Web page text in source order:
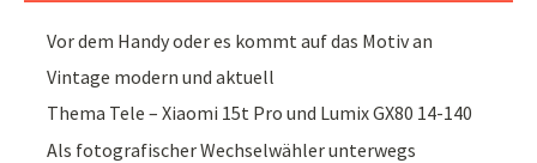
Vor dem Handy oder es kommt auf das Motiv an
Vintage modern und aktuell
Thema Tele – Xiaomi 15t Pro und Lumix GX80 14-140
Als fotografischer Wechselwähler unterwegs